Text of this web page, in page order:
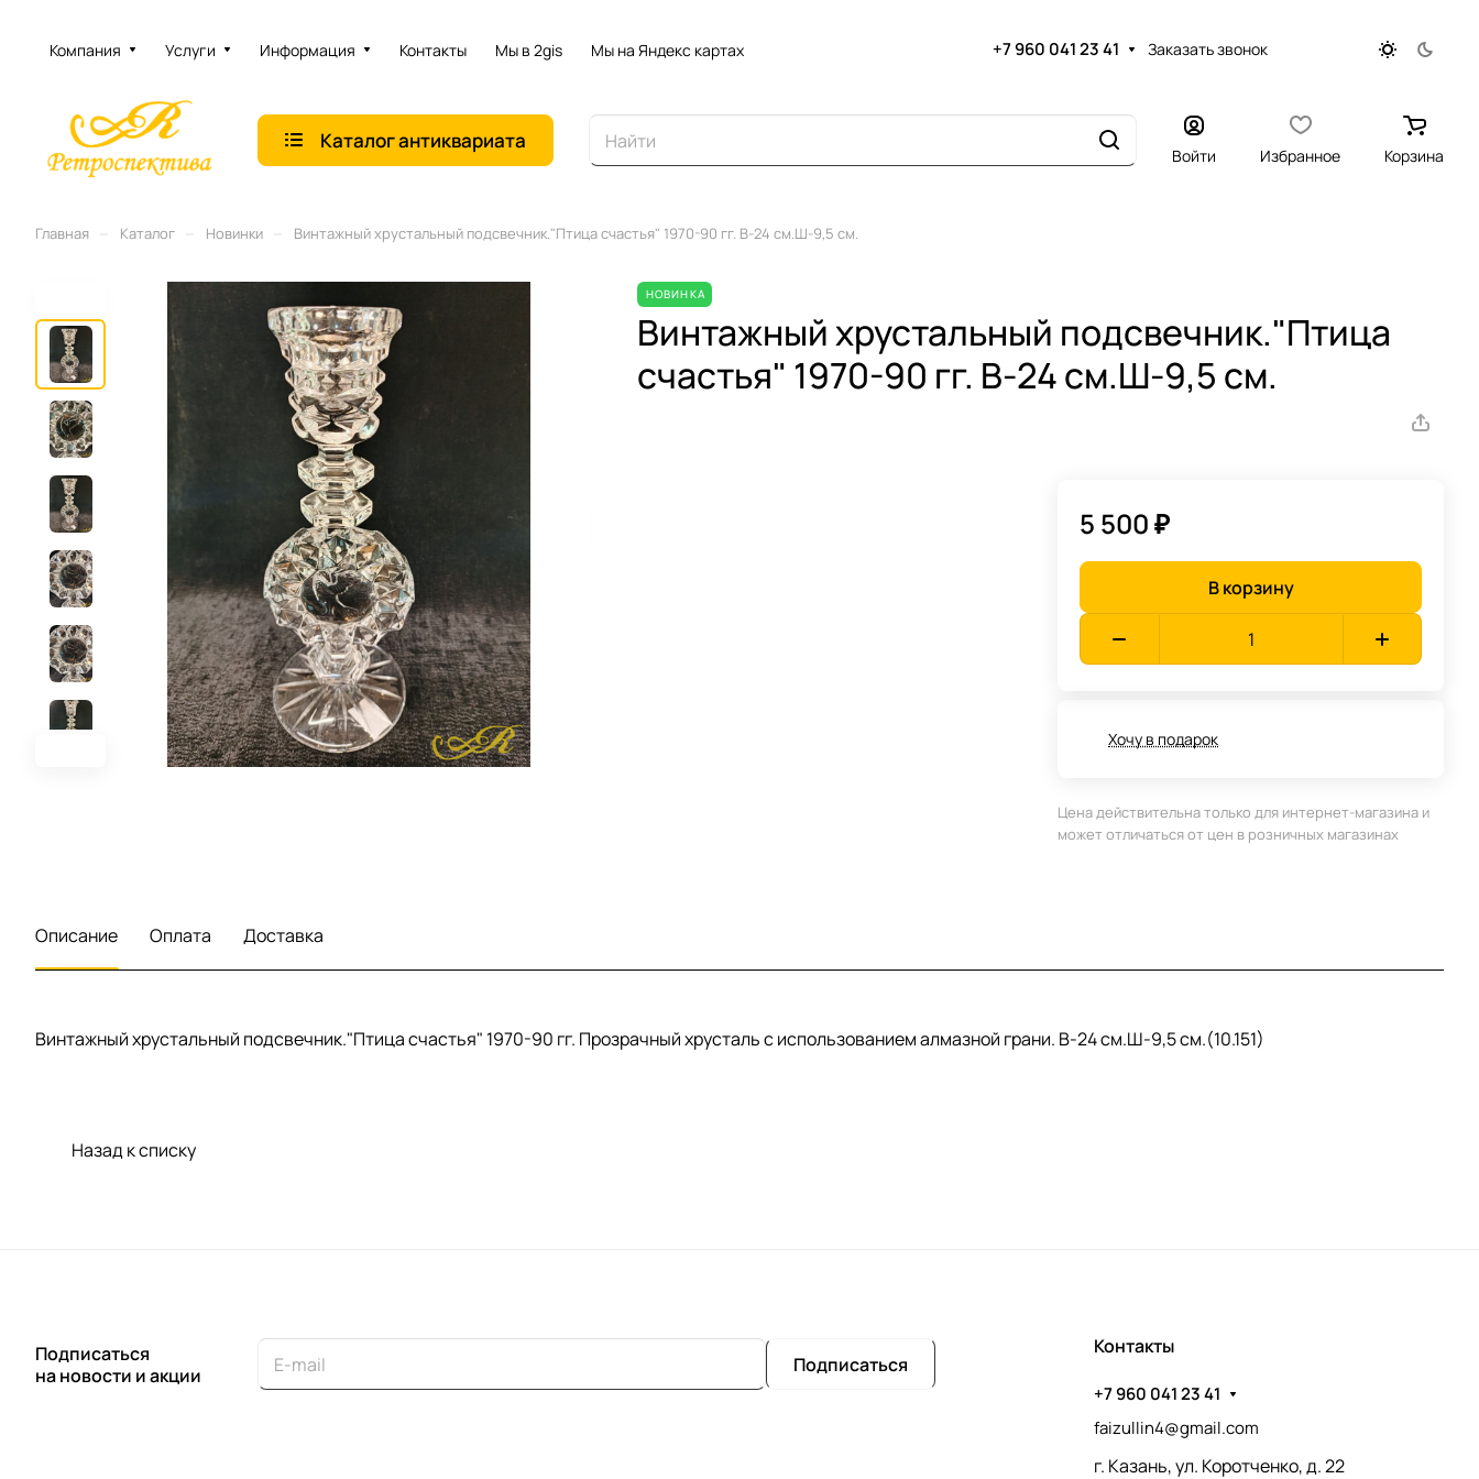
Компания Услуги Информация Контакты Мы в 2gis Мы на Яндекс картах +7 960 041 23 41 Заказать звонок
Каталог антиквариата
Войти Избранное Корзина
Главная Каталог Новинки Винтажный хрустальный подсвечник."Птица счастья" 1970-90 гг. В-24 см.Ш-9,5 см.
НОВИНКА
Винтажный хрустальный подсвечник."Птица
счастья" 1970-90 гг. В-24 см.Ш-9,5 см.
5 500 ₽
В корзину
Хочу в подарок
Цена действительна только для интернет-магазина и
может отличаться от цен в розничных магазинах
Описание Оплата Доставка
Винтажный хрустальный подсвечник."Птица счастья" 1970-90 гг. Прозрачный хрусталь с использованием алмазной грани. В-24 см.Ш-9,5 см.(10.151)
Назад к списку
Подписаться
на новости и акции
Подписаться
Контакты
+7 960 041 23 41
faizullin4@gmail.com
г. Казань, ул. Коротченко, д. 22